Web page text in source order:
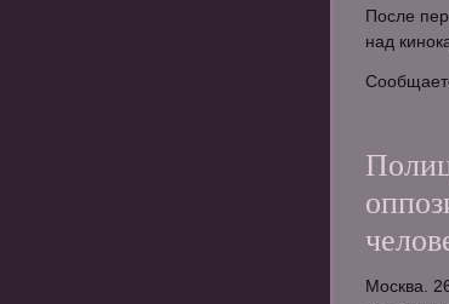
После
над
Москва.